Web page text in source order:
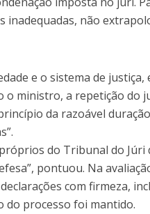
inadequadas, não
e o sistema de justiça,
o ministro, a repetição do
da razoável
do Tribunal do Júri
pontuou. Na
com firmeza,
do processo foi mantido.